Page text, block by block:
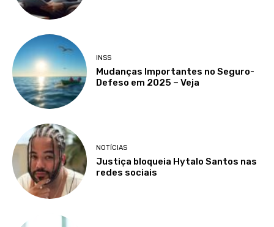
INSS
Mudanças Importantes no Seguro-
Defeso em 2025 – Veja
NOTÍCIAS
Justiça bloqueia Hytalo Santos nas
redes sociais